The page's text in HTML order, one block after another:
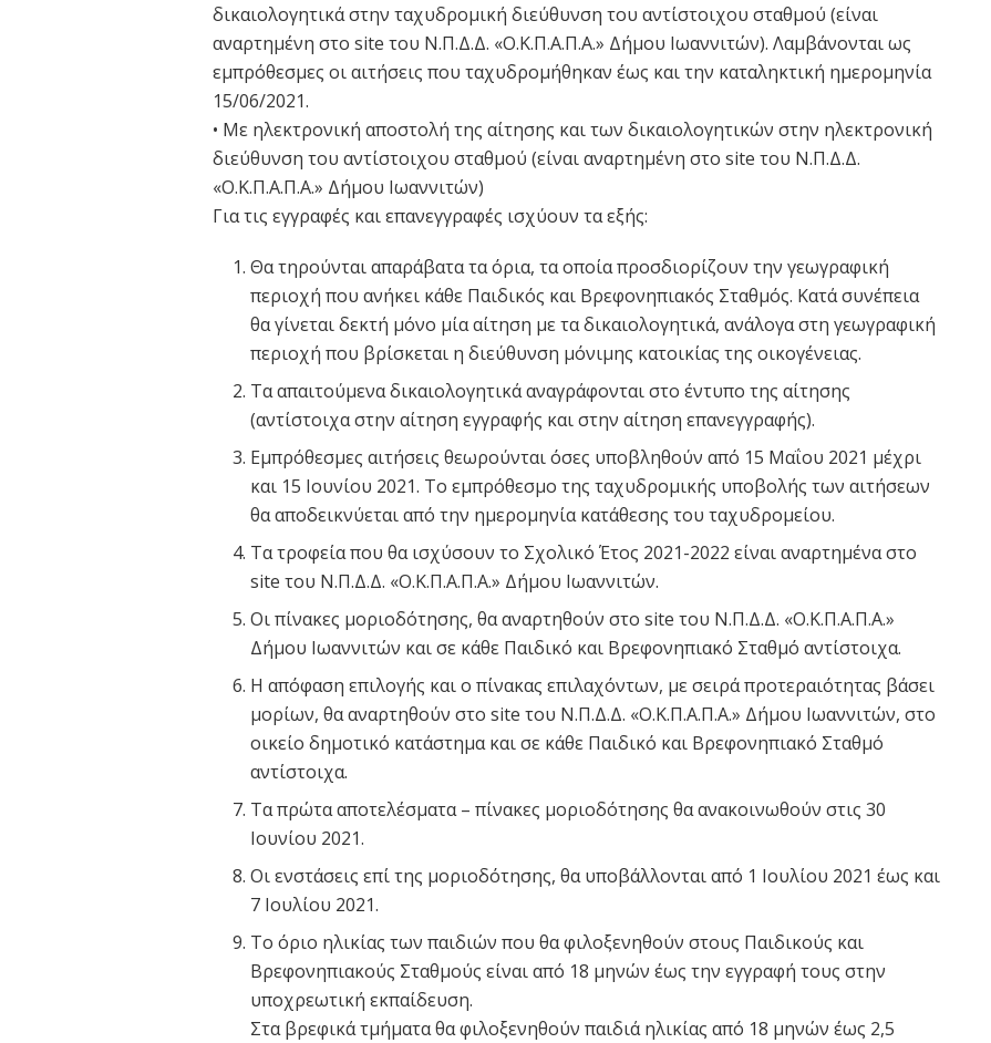
δικαιολογητικά στην ταχυδρομική διεύθυνση του αντίστοιχου σταθμού (είναι
αναρτημένη στο site του Ν.Π.Δ.Δ. «Ο.Κ.Π.Α.Π.Α.» Δήμου Ιωαννιτών). Λαμβάνονται ως
εμπρόθεσμες οι αιτήσεις που ταχυδρομήθηκαν έως και την καταληκτική ημερομηνία
15/06/2021.
• Με ηλεκτρονική αποστολή της αίτησης και των δικαιολογητικών στην ηλεκτρονική
διεύθυνση του αντίστοιχου σταθμού (είναι αναρτημένη στο site του Ν.Π.Δ.Δ.
«Ο.Κ.Π.Α.Π.Α.» Δήμου Ιωαννιτών)
Για τις εγγραφές και επανεγγραφές ισχύουν τα εξής:
Θα τηρούνται απαράβατα τα όρια, τα οποία προσδιορίζουν την γεωγραφική
περιοχή που ανήκει κάθε Παιδικός και Βρεφονηπιακός Σταθμός. Κατά συνέπεια
θα γίνεται δεκτή μόνο μία αίτηση με τα δικαιολογητικά, ανάλογα στη γεωγραφική
περιοχή που βρίσκεται η διεύθυνση μόνιμης κατοικίας της οικογένειας.
Τα απαιτούμενα δικαιολογητικά αναγράφονται στο έντυπο της αίτησης
(αντίστοιχα στην αίτηση εγγραφής και στην αίτηση επανεγγραφής).
Εμπρόθεσμες αιτήσεις θεωρούνται όσες υποβληθούν από 15 Μαΐου 2021 μέχρι
και 15 Ιουνίου 2021. Το εμπρόθεσμο της ταχυδρομικής υποβολής των αιτήσεων
θα αποδεικνύεται από την ημερομηνία κατάθεσης του ταχυδρομείου.
Τα τροφεία που θα ισχύσουν το Σχολικό Έτος 2021-2022 είναι αναρτημένα στο
site του Ν.Π.Δ.Δ. «Ο.Κ.Π.Α.Π.Α.» Δήμου Ιωαννιτών.
Οι πίνακες μοριοδότησης, θα αναρτηθούν στο site του Ν.Π.Δ.Δ. «Ο.Κ.Π.Α.Π.Α.»
Δήμου Ιωαννιτών και σε κάθε Παιδικό και Βρεφονηπιακό Σταθμό αντίστοιχα.
Η απόφαση επιλογής και ο πίνακας επιλαχόντων, με σειρά προτεραιότητας βάσει
μορίων, θα αναρτηθούν στο site του Ν.Π.Δ.Δ. «Ο.Κ.Π.Α.Π.Α.» Δήμου Ιωαννιτών, στο
οικείο δημοτικό κατάστημα και σε κάθε Παιδικό και Βρεφονηπιακό Σταθμό
αντίστοιχα.
Τα πρώτα αποτελέσματα – πίνακες μοριοδότησης θα ανακοινωθούν στις 30
Ιουνίου 2021.
Οι ενστάσεις επί της μοριοδότησης, θα υποβάλλονται από 1 Ιουλίου 2021 έως και
7 Ιουλίου 2021.
Το όριο ηλικίας των παιδιών που θα φιλοξενηθούν στους Παιδικούς και
Βρεφονηπιακούς Σταθμούς είναι από 18 μηνών έως την εγγραφή τους στην
υποχρεωτική εκπαίδευση.
Στα βρεφικά τμήματα θα φιλοξενηθούν παιδιά ηλικίας από 18 μηνών έως 2,5